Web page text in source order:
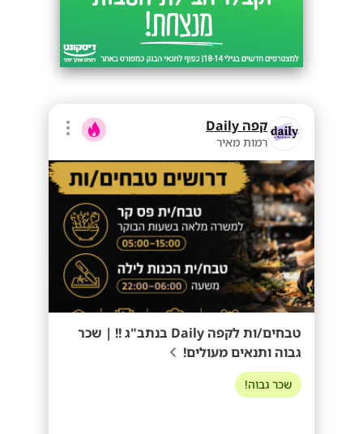
קפה Daily
רמות מאיר
טבחים/ות לקפה Daily בנתב"ג !! | שכר
גבוה ותנאים מעולים!
שכר גבוה!